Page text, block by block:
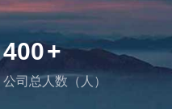
400+
公司总人数（人）